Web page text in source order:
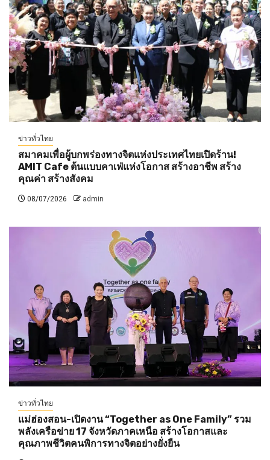
ข่าวทั่วไทย
สมาคมเพื่อผู้บกพร่องทางจิตแห่งประเทศไทยเปิดร้าน!
AMIT Cafe ต้นแบบคาเฟ่แห่งโอกาส สร้างอาชีพ สร้าง
คุณค่า สร้างสังคม
08/07/2026 admin
ข่าวทั่วไทย
แม่ฮ่องสอน-เปิดงาน “Together as One Family” รวม
พลังเครือข่าย 17 จังหวัดภาคเหนือ สร้างโอกาสและ
คุณภาพชีวิตคนพิการทางจิตอย่างยั่งยืน